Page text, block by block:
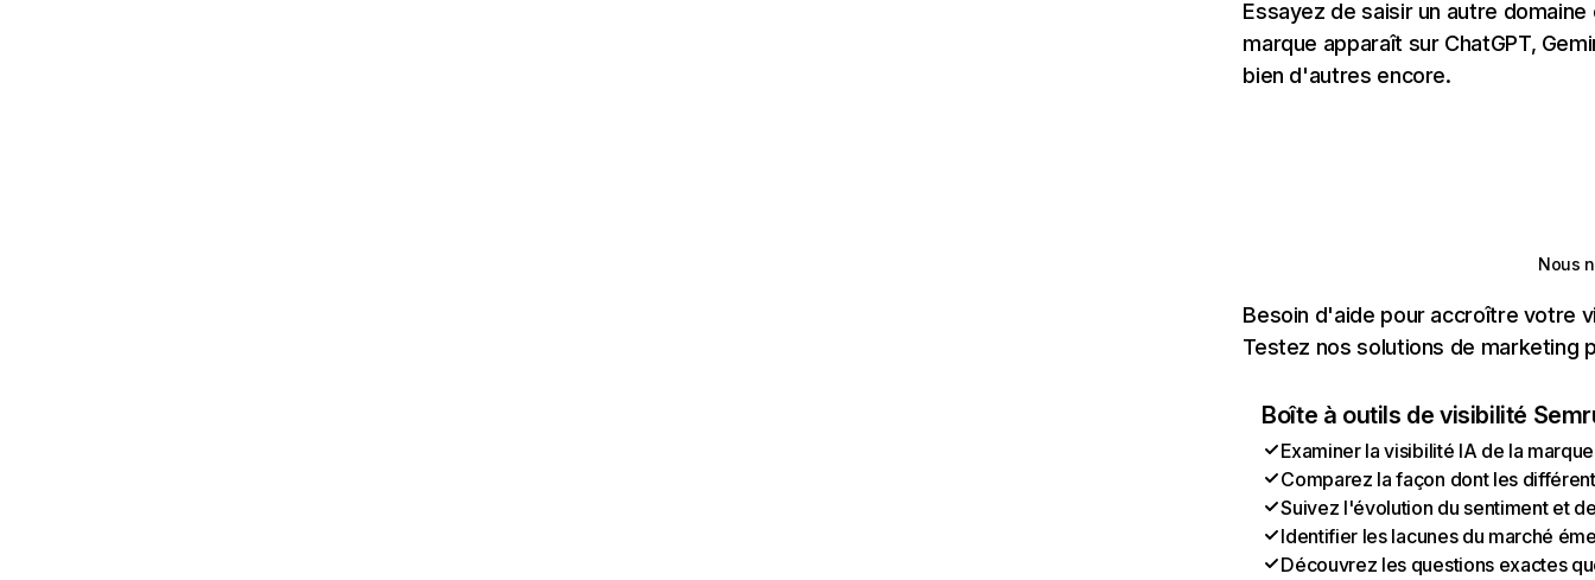
Essayez de saisir un autre
marque apparaît sur ChatGPT,
bien d'autres encore.
Nous
Besoin d'aide pour accroître votre
Testez nos solutions de marketing
Boîte à outils de visibilité
Examiner la visibilité IA de la marque
Comparez la façon dont les
Suivez l'évolution du sentiment et
Identifier les lacunes du marché
Découvrez les questions exactes